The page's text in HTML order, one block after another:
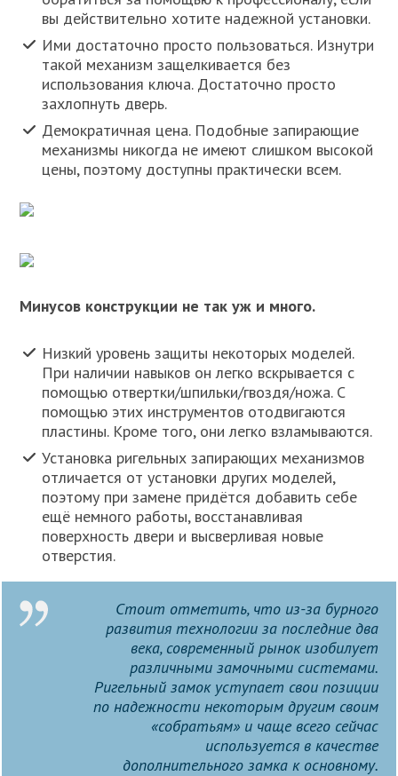
вы действительно хотите надежной установки.
Ими достаточно просто пользоваться. Изнутри
такой механизм защелкивается без
использования ключа. Достаточно просто
захлопнуть дверь.
Демократичная цена. Подобные запирающие
механизмы никогда не имеют слишком высокой
цены, поэтому доступны практически всем.
Минусов конструкции не так уж и много.
Низкий уровень защиты некоторых моделей.
При наличии навыков он легко вскрывается с
помощью отвертки/шпильки/гвоздя/ножа. С
помощью этих инструментов отодвигаются
пластины. Кроме того, они легко взламываются.
Установка ригельных запирающих механизмов
отличается от установки других моделей,
поэтому при замене придётся добавить себе
ещё немного работы, восстанавливая
поверхность двери и высверливая новые
отверстия.
Стоит отметить, что из-за бурного
развития технологии за последние два
века, современный рынок изобилует
различными замочными системами.
Ригельный замок уступает свои позиции
по надежности некоторым другим своим
«собратьям» и чаще всего сейчас
используется в качестве
дополнительного замка к основному.